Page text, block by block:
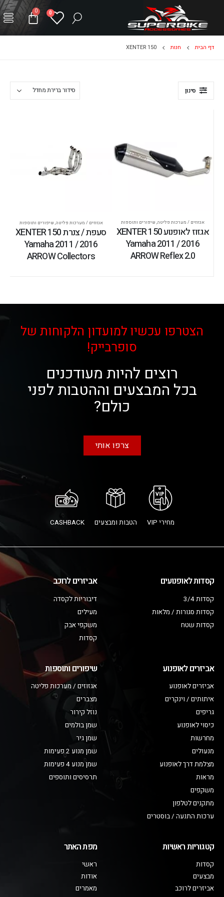
0
0
דף הבית חנות XENTER 150
סינון
אגזוזים / מערכות פליטה, שיפורים ותוספות
אגזוז לאופנוע XENTER 150
Yamaha 2011 / 2016
ARROW Reflex 2.0
אגזוזים / מערכות פליטה, שיפורים ותוספות
סעפת / צנרת XENTER 150
Yamaha 2011 / 2016
ARROW Collectors
הצטרפו עכשיו למועדון הלקוחות של
סופרבייק!
רוצים להיות מעודכנים
בכל המבצעים וההטבות לפני
כולם?
צרפו אותי
מחירי VIP הטבות ומבצעים CASHBACK
קסדות לאופנועים
קסדות 3/4
קסדות סגורות / מלאות
קסדות שטח
אביזרים לרוכב
דיבוריות לקסדה
מעילים
משקפי אבק
קסדות
אביזרים לאופנוע
אביזרים לאופנוע
איתותים / וינקרים
גריפים
כיסוי לאופנוע
מחרשות
מנעולים
מצלמת דרך לאופנוע
מראות
משקפים
מתקנים לטלפון
ערכות התנעה / בוסטרים
שיפורים ותוספות
אגזוזים / מערכות פליטה
מצברים
נוזל קירור
שמן בולמים
שמן גיר
שמן מנוע 2 פעימות
שמן מנוע 4 פעימות
תרסיסים ותוספים
קטגוריות ראשיות
קסדות
מבצעים
אביזרים לרוכב
מפת האתר
ראשי
אודות
מאמרים